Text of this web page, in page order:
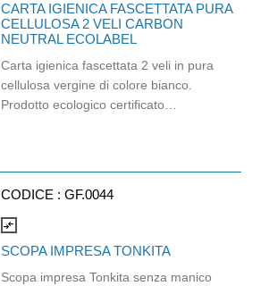
CARTA IGIENICA FASCETTATA PURA
CELLULOSA 2 VELI CARBON
NEUTRAL ECOLABEL
Carta igienica fascettata 2 veli in pura
cellulosa vergine di colore bianco.
Prodotto ecologico certificato
protezione della foresta amazzonica.
Balla da 96 pezzi. Strappi: 165.
Lunghezza strappo: 11cm.
CODICE : GF.0044
compare_arrows
SCOPA IMPRESA TONKITA
Scopa impresa Tonkita senza manico